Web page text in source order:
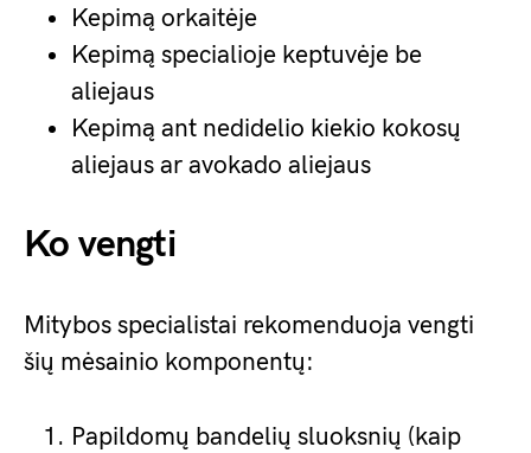
Kepimą orkaitėje
Kepimą specialioje keptuvėje be
aliejaus
Kepimą ant nedidelio kiekio kokosų
aliejaus ar avokado aliejaus
Ko vengti
Mitybos specialistai rekomenduoja vengti
šių mėsainio komponentų:
Papildomų bandelių sluoksnių (kaip